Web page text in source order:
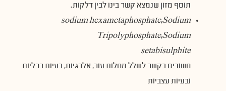
תוסף מזון שנמצא קשר בינו לבין דלקות.
sodium hexametaphosphate,Sodium
Tripolyphosphate,Sodium
setabisulphite
חשודים בקשר לשלל מחלות עור, אלרגיות, בעיות בכליות
ובעיות עצביות